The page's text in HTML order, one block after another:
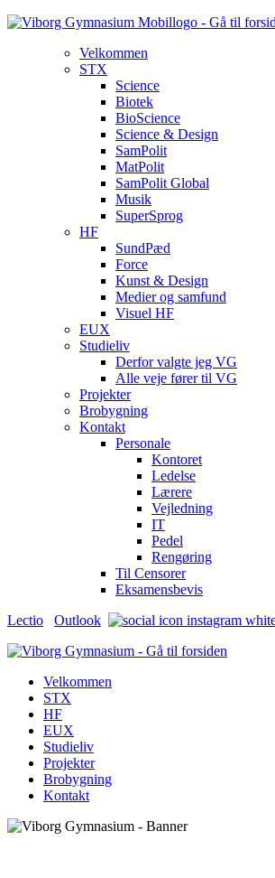
Velkommen
STX
Science
Biotek
BioScience
Science & Design
SamPolit
MatPolit
SamPolit Global
Musik
SuperSprog
HF
SundPæd
Force
Kunst & Design
Medier og samfund
Visuel HF
EUX
Studieliv
Derfor valgte jeg VG
Alle veje fører til VG
Projekter
Brobygning
Kontakt
Personale
Kontoret
Ledelse
Lærere
Vejledning
IT
Pedel
Rengøring
Til Censorer
Eksamensbevis
Lectio
Outlook
Velkommen
STX
HF
EUX
Studieliv
Projekter
Brobygning
Kontakt